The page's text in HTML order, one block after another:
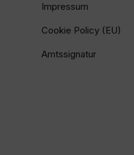
Impressum
Cookie Policy (EU)
Amtssignatur